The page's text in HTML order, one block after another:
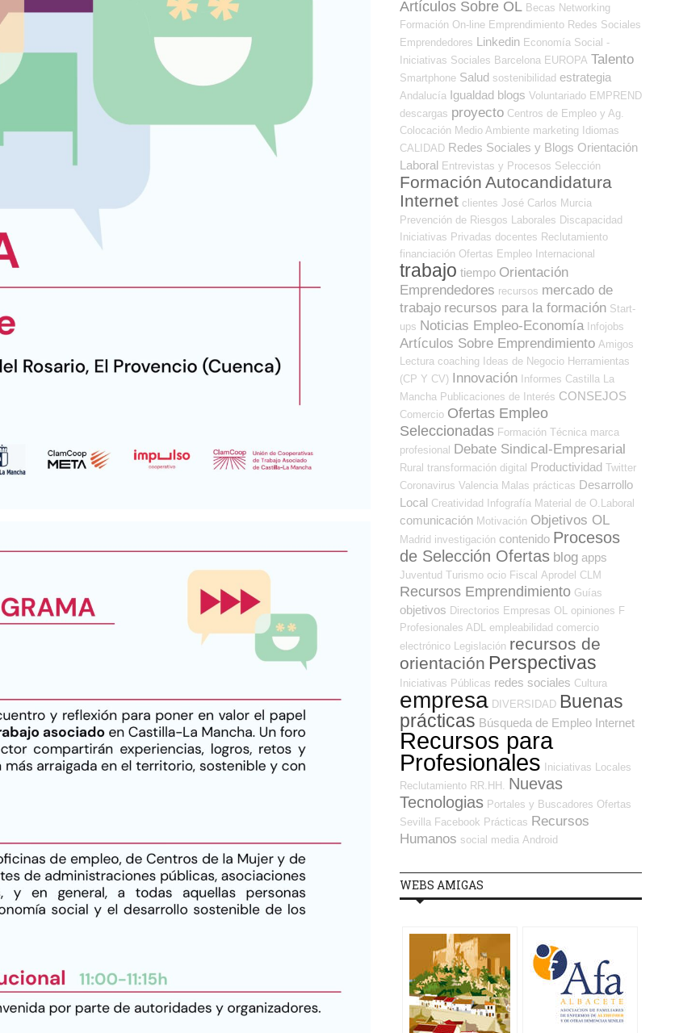
Artículos Sobre OL Becas Networking
Formación On-line Emprendimiento Redes Sociales
Emprendedores Linkedin Economía Social -
Iniciativas Sociales Barcelona EUROPA Talento
Smartphone Salud sostenibilidad estrategia
Andalucía Igualdad blogs Voluntariado EMPREND
descargas proyecto Centros de Empleo y Ag.
Colocación Medio Ambiente marketing
Idiomas
CALIDAD Redes Sociales y Blogs Orientación
Laboral Entrevistas y Procesos Selección
Formación Autocandidatura
Internet clientes José Carlos Murcia
Prevención de Riesgos Laborales Discapacidad
Iniciativas Privadas docentes Reclutamiento
financiación Ofertas Empleo Internacional
trabajo tiempo Orientación
Emprendedores recursos mercado de
trabajo recursos para la formación Start-
ups Noticias Empleo-Economía Infojobs
Artículos Sobre Emprendimiento Amigos
Lectura coaching Ideas de Negocio Herramientas
(CP Y CV) Innovación Informes Castilla La
Mancha Publicaciones de Interés CONSEJOS
Comercio Ofertas Empleo
Seleccionadas Formación Técnica marca
profesional Debate Sindical-Empresarial
Rural transformación digital Productividad Twitter
Coronavirus Valencia Malas prácticas Desarrollo
Local Creatividad Infografía Material de O.Laboral
comunicación Motivación Objetivos OL
Madrid investigación contenido Procesos
de Selección Ofertas blog apps
Juventud Turismo ocio Fiscal Aprodel CLM
Recursos Emprendimiento Guías
objetivos Directorios Empresas OL opiniones F
Profesionales ADL
empleabilidad comercio
electrónico
Legislación recursos de
orientación Perspectivas
Iniciativas Públicas redes sociales Cultura
empresa DIVERSIDAD Buenas
prácticas Búsqueda de Empleo Internet
Recursos para
Profesionales
Iniciativas Locales
Reclutamiento RR.HH.
Nuevas
Tecnologias Portales y Buscadores Ofertas
Sevilla Facebook Prácticas Recursos
Humanos social media Android
WEBS AMIGAS